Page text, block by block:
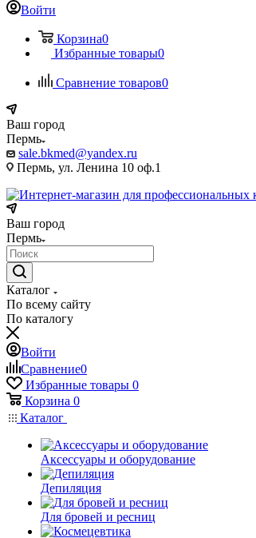
Войти
Корзина0
Избранные товары0
Сравнение товаров0
Ваш город
Пермь
sale.bkmed@yandex.ru
Пермь, ул. Ленина 10 оф.1
Ваш город
Пермь
Каталог
По всему сайту
По каталогу
Войти
Сравнение0
Избранные товары 0
Корзина 0
Каталог
Аксессуары и оборудование
Депиляция
Для бровей и ресниц